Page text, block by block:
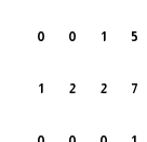
5
1
0
0
7
2
2
1